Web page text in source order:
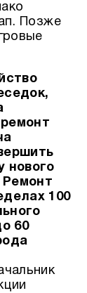
Позже
нового
Ремонт
100
60